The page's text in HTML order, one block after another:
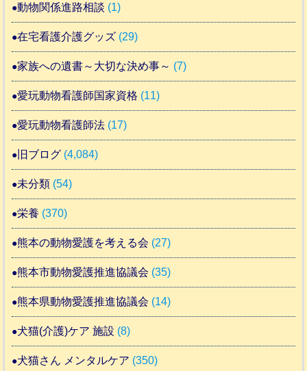
動物関係進路相談 (1)
在宅看護介護グッズ (29)
家族への遺書～大切な決め事～ (7)
愛玩動物看護師国家資格 (11)
愛玩動物看護師法 (17)
旧ブログ (4,084)
未分類 (54)
栄養 (370)
熊本の動物愛護を考える会 (27)
熊本市動物愛護推進協議会 (35)
熊本県動物愛護推進協議会 (14)
犬猫(介護)ケア 施設 (8)
犬猫さん メンタルケア (350)